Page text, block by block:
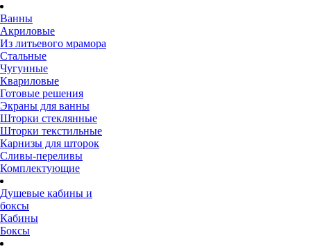
Ванны
Акриловые
Из литьевого мрамора
Стальные
Чугунные
Квариловые
Готовые решения
Экраны для ванны
Шторки стеклянные
Шторки текстильные
Карнизы для шторок
Сливы-переливы
Комплектующие
Душевые кабины и
боксы
Кабины
Боксы